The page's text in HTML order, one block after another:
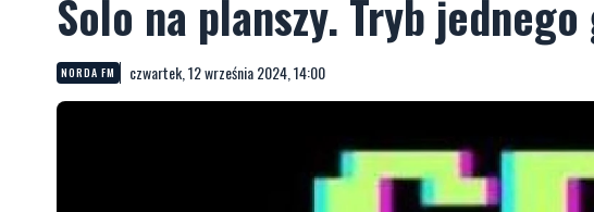
Solo na planszy. Tryb
NORDA FM czwartek, 12 września 2024, 14:00